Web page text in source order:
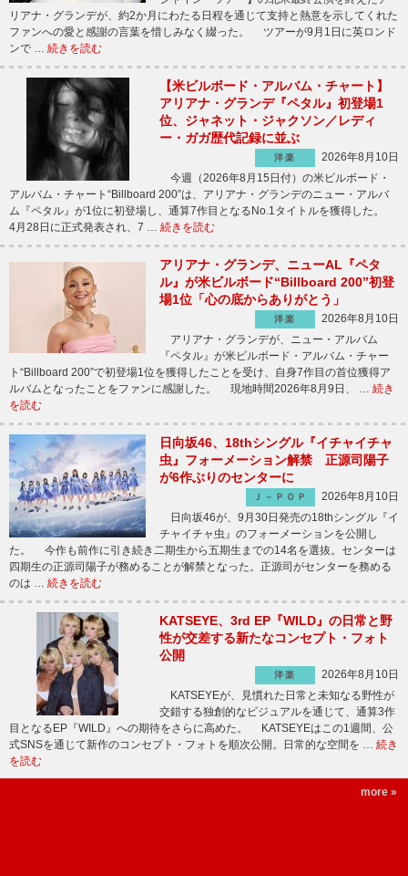
リアナ・グランデが、約2か月にわたる日程を通じて支持と熱意を示してくれた
ファンへの愛と感謝の言葉を惜しみなく綴った。 ツアーが9月1日に英ロンド
ンで … 続きを読む
【米ビルボード・アルバム・チャート】
アリアナ・グランデ『ペタル』初登場1
位、ジャネット・ジャクソン／レディ
ー・ガガ歴代記録に並ぶ
洋楽
2026年8月10日
今週（2026年8月15日付）の米ビルボード・
アルバム・チャート“Billboard 200”は、アリアナ・グランデのニュー・アルバ
ム『ペタル』が1位に初登場し、通算7作目となるNo.1タイトルを獲得した。
4月28日に正式発表され、7 … 続きを読む
アリアナ・グランデ、ニューAL『ペタ
ル』が米ビルボード“Billboard 200”初登
場1位「心の底からありがとう」
洋楽
2026年8月10日
アリアナ・グランデが、ニュー・アルバム
『ペタル』が米ビルボード・アルバム・チャー
ト“Billboard 200”で初登場1位を獲得したことを受け、自身7作目の首位獲得ア
ルバムとなったことをファンに感謝した。 現地時間2026年8月9日、 … 続き
を読む
日向坂46、18thシングル『イチャイチャ
虫』フォーメーション解禁 正源司陽子
が6作ぶりのセンターに
Ｊ－ＰＯＰ
2026年8月10日
日向坂46が、9月30日発売の18thシングル『イ
チャイチャ虫』のフォーメーションを公開し
た。 今作も前作に引き続き二期生から五期生までの14名を選抜。センターは
四期生の正源司陽子が務めることが解禁となった。正源司がセンターを務める
のは … 続きを読む
KATSEYE、3rd EP『WILD』の日常と野
性が交差する新たなコンセプト・フォト
公開
洋楽
2026年8月10日
KATSEYEが、見慣れた日常と未知なる野性が
交錯する独創的なビジュアルを通じて、通算3作
目となるEP『WILD』への期待をさらに高めた。 KATSEYEはこの1週間、公
式SNSを通じて新作のコンセプト・フォトを順次公開。日常的な空間を … 続き
を読む
more »